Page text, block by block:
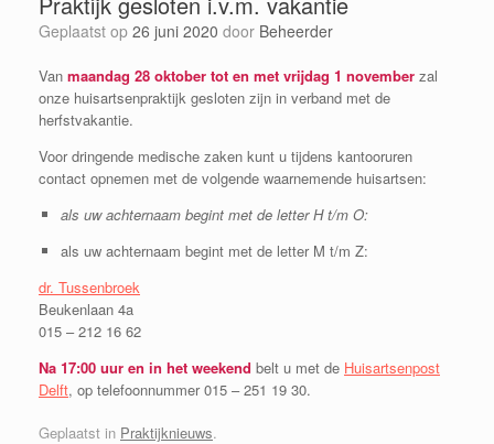
Geplaatst op 26 juni 2020 door Beheerder
Van maandag 28 oktober tot en met vrijdag 1 november zal
onze huisartsenpraktijk gesloten zijn in verband met de
herfstvakantie.
Voor dringende medische zaken kunt u tijdens kantooruren
contact opnemen met de volgende waarnemende huisartsen:
als uw achternaam begint met de letter H t/m O:
als uw achternaam begint met de letter M t/m Z:
dr. Tussenbroek
Beukenlaan 4a
015 – 212 16 62
Na 17:00 uur en in het weekend belt u met de Huisartsenpost
Delft, op telefoonnummer 015 – 251 19 30.
Geplaatst in Praktijknieuws.